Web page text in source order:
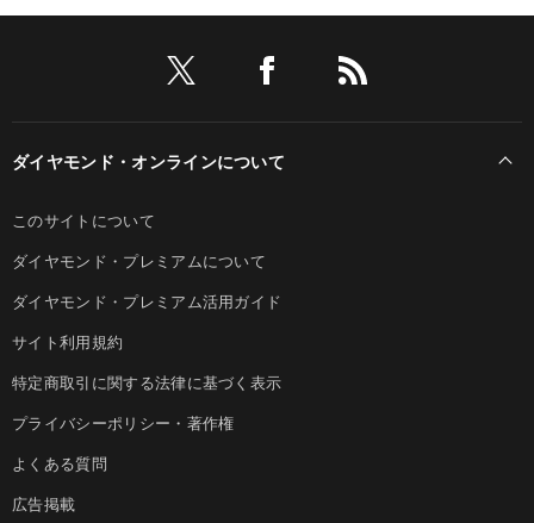
ダイヤモンド・オンラインについて
このサイトについて
ダイヤモンド・プレミアムについて
ダイヤモンド・プレミアム活用ガイド
サイト利用規約
特定商取引に関する法律に基づく表示
プライバシーポリシー・著作権
よくある質問
広告掲載